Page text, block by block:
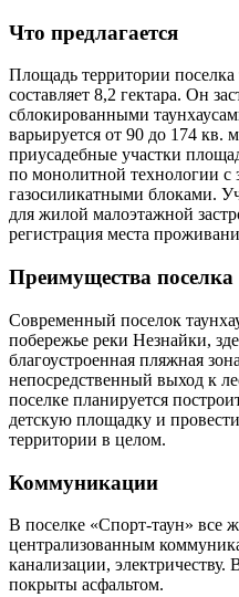
Что предлагается
Площадь территории поселка
составляет 8,2 гектара. Он
сблокированными
варьируется от 90 до 174 кв.
приусадебные участки
по монолитной технологии с
газосиликатными блоками.
для жилой малоэтажной
регистрация места
Преимущества поселка
Современный поселок
побережье реки Незнайки,
благоустроенная пляжная
непосредственный выход к
поселке планируется
детскую площадку и
территории в целом.
Коммуникации
В поселке «Спорт-таун» все
централизованным
канализации, электричеству.
покрыты асфальтом.